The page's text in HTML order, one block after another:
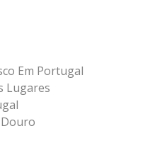
Em Portugal
Lugares